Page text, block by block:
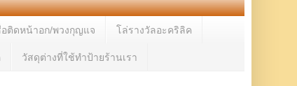
ติดหน้าอก/พวงกุญแจ โล่รางวัลอะคริลิค
วัสดุต่างที่ใช้ทำป้ายร้านเรา